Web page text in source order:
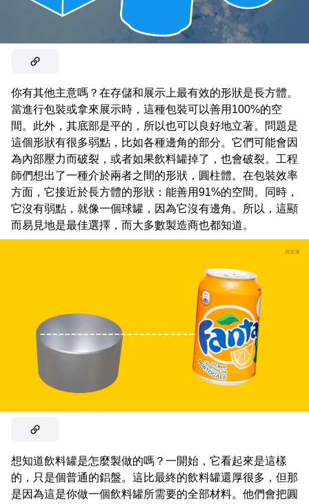
你有其他主意嗎？在存儲和展示上最有效的形狀是長方體。
當進行包裝或拿來展示時，這種包裝可以善用100%的空
間。此外，其底部是平的，所以也可以良好地立著。問題是
這個形狀有很多弱點，比如各種邊角的部分。它們可能會因
為內部壓力而破裂，或者如果飲料罐掉了，也會破裂。工程
師們想出了一種介於兩者之間的形狀，圓柱體。在包裝效率
方面，它接近於長方體的形狀：能善用91%的空間。同時，
它沒有弱點，就像一個球罐，因為它沒有邊角。所以，這顯
而易見地是最佳選擇，而大多數製造商也都知道。
想知道飲料罐是怎麼製做的嗎？一開始，它看起來是這樣
的，只是個普通的鋁盤。這比最終的飲料罐還厚很多，但那
是因為這是你做一個飲料罐所需要的全部材料。他們會把圓